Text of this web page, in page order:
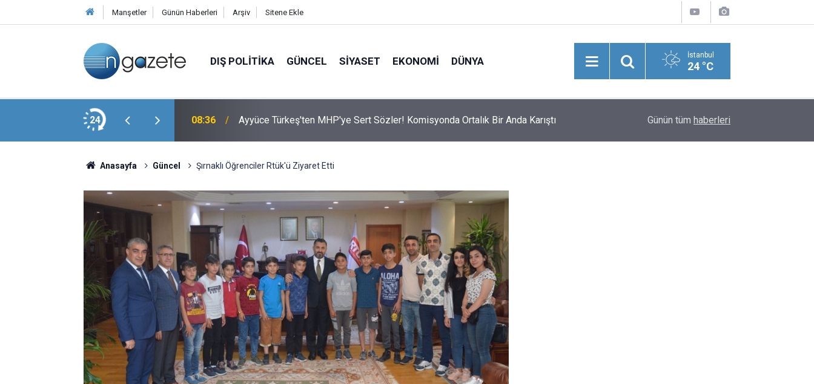
Manşetler Günün Haberleri Arşiv Sitene Ekle
DIŞ POLITIKA GÜNCEL SIYASET EKONOMI DÜNYA İstanbul
24 °C
24
Genç Kıza Bastonla Vurdu 08:36 Ayyüce Türkeş'ten MHP'ye Sert Sözler! Komisyonda Ortalık Bir Anda Karıştı Pentagon 5. Parti UFO Belgelerini Yayımladı!
Günün tüm haberleri
Anasayfa Güncel Şırnaklı Öğrenciler Rtük'ü Ziyaret Etti